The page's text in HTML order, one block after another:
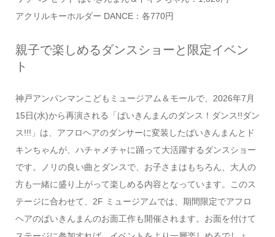
アクリルキーホルダー DANCE：各770円
親子で楽しめるダンスショーと限定イベン
ト
神戸アンパンマンこどもミュージアム＆モールで、2026年7月
15日(水)から再演される「ばいきんまんのダンス！ダンス!!ダン
ス!!!」は、アフロヘアのダンサーに変装したばいきんまんとド
キンちゃんが、ハチャメチャに踊って大活躍するダンスショー
です。ノリの良い曲とダンスで、お子さまはもちろん、大人の
方も一緒に盛り上がって楽しめる内容となっています。このス
テージに合わせて、2F ミュージアムでは、期間限定でアフロ
ヘアのばいきんまんのお面工作も開催されます。お面を付けて